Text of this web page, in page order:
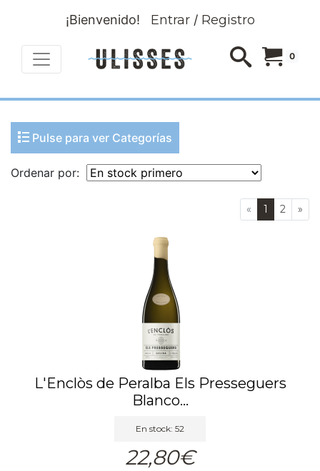
¡Bienvenido! Entrar/ Registro
0
Pulse para ver Categorías
Ordenar por:
« 1 2 »
L'Enclòs de Peralba Els Presseguers
Blanco...
En stock: 52
22,80€